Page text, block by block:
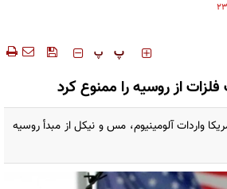
‍‍‍ پ پ
فلزات از روسیه را ممنوع کرد
واردات آلومینیوم، مس و نیکل از مبدأ روسیه